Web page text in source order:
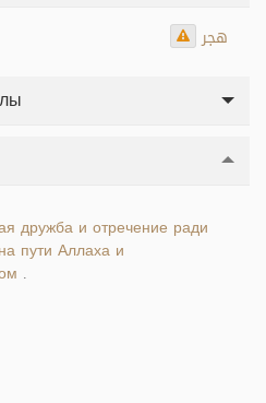
هجر
дружба и отречение ради
пути Аллаха и